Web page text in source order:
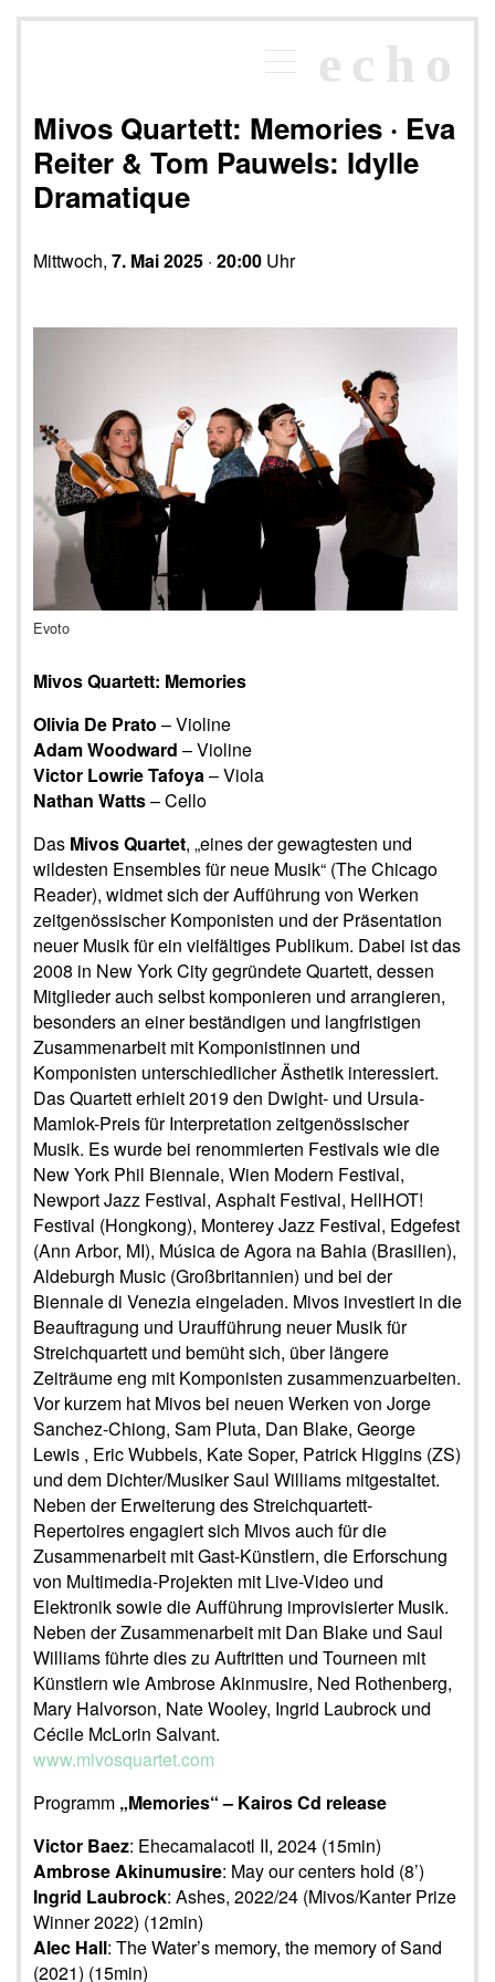
×
Programm
Newsletter
Kontakt
echo
Mivos Quartett: Memories · Eva
Reiter & Tom Pauwels: Idylle
Dramatique
Mittwoch, 7. Mai 2025 · 20:00 Uhr
Evoto
Mivos Quartett: Memories
Olivia De Prato – Violine
Adam Woodward – Violine
Victor Lowrie Tafoya– Viola
Nathan Watts– Cello
Das Mivos Quartet, „eines der gewagtesten und
wildesten Ensembles für neue Musik“ (The Chicago
Reader), widmet sich der Aufführung von Werken
zeitgenössischer Komponisten und der Präsentation
neuer Musik für ein vielfältiges Publikum. Dabei ist das
2008 in New York City gegründete Quartett, dessen
Mitglieder auch selbst komponieren und arrangieren,
besonders an einer beständigen und langfristigen
Zusammenarbeit mit Komponistinnen und
Komponisten unterschiedlicher Ästhetik interessiert.
Das Quartett erhielt 2019 den Dwight- und Ursula-
Mamlok-Preis für Interpretation zeitgenössischer
Musik. Es wurde bei renommierten Festivals wie die
New York Phil Biennale, Wien Modern Festival,
Newport Jazz Festival, Asphalt Festival, HellHOT!
Festival (Hongkong), Monterey Jazz Festival, Edgefest
(Ann Arbor, MI), Música de Agora na Bahia (Brasilien),
Aldeburgh Music (Großbritannien) und bei der
Biennale di Venezia eingeladen. Mivos investiert in die
Beauftragung und Uraufführung neuer Musik für
Streichquartett und bemüht sich, über längere
Zeiträume eng mit Komponisten zusammenzuarbeiten.
Vor kurzem hat Mivos bei neuen Werken von Jorge
Sanchez-Chiong, Sam Pluta, Dan Blake, George
Lewis , Eric Wubbels, Kate Soper, Patrick Higgins (ZS)
und dem Dichter/Musiker Saul Williams mitgestaltet.
Neben der Erweiterung des Streichquartett-
Repertoires engagiert sich Mivos auch für die
Zusammenarbeit mit Gast-Künstlern, die Erforschung
von Multimedia-Projekten mit Live-Video und
Elektronik sowie die Aufführung improvisierter Musik.
Neben der Zusammenarbeit mit Dan Blake und Saul
Williams führte dies zu Auftritten und Tourneen mit
Künstlern wie Ambrose Akinmusire, Ned Rothenberg,
Mary Halvorson, Nate Wooley, Ingrid Laubrock und
Cécile McLorin Salvant.
www.mivosquartet.com
Programm „Memories“ – Kairos Cd release
Victor Baez: Ehecamalacotl II, 2024 (15min)
Ambrose Akinumusire: May our centers hold (8’)
Ingrid Laubrock: Ashes, 2022/24 (Mivos/Kanter Prize
Winner 2022) (12min)
Alec Hall: The Water’s memory, the memory of Sand
(2021) (15min)